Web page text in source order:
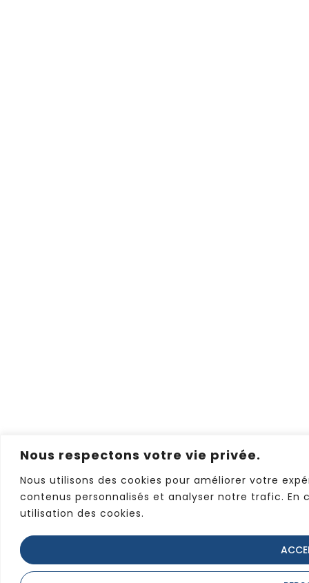
Nous respectons votre vie privée.
Nous utilisons des cookies pour améliorer votre
contenus personnalisés et analyser notre trafic.
utilisation des cookies.